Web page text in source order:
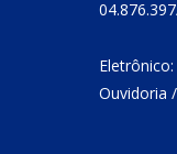
Eletrônico:
Ouvidoria /